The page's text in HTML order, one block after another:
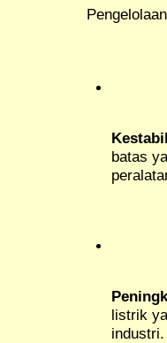
batas
listrik
industri.